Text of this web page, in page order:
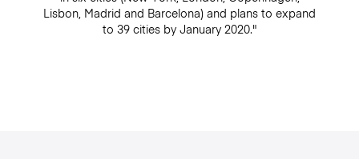
Lisbon, Madrid and Barcelona) and plans to expand
to 39 cities by January 2020."